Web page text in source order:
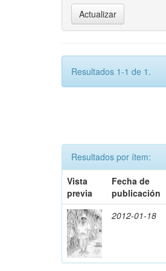
Resultados 1-1 de 1.
Resultados por ítem:
Vista
previa
Fecha de
publicación
2012-01-18